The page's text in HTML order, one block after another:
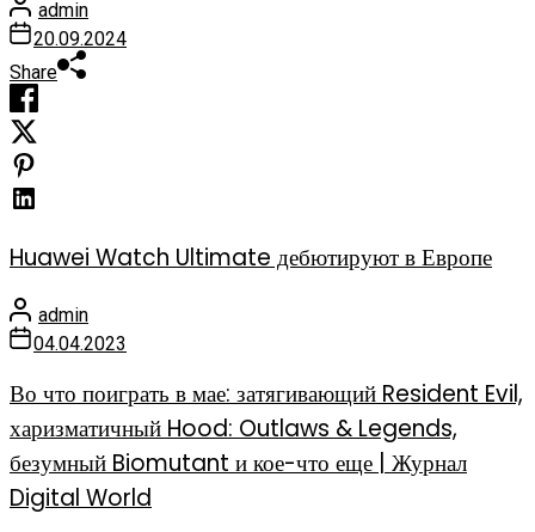
admin
20.09.2024
Share
Huawei Watch Ultimate дебютируют в Европе
admin
04.04.2023
Во что поиграть в мае: затягивающий Resident Evil,
харизматичный Hood: Outlaws & Legends,
безумный Biomutant и кое-что еще | Журнал
Digital World